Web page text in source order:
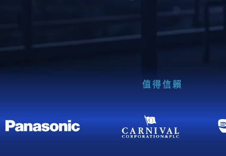
值得信賴